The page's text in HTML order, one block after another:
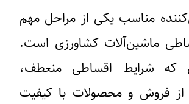
مناسب یکی از مراحل مهم
ماشین‌آلات کشاورزی است.
که شرایط اقساطی منعطف،
فروش و محصولات با کیفیت